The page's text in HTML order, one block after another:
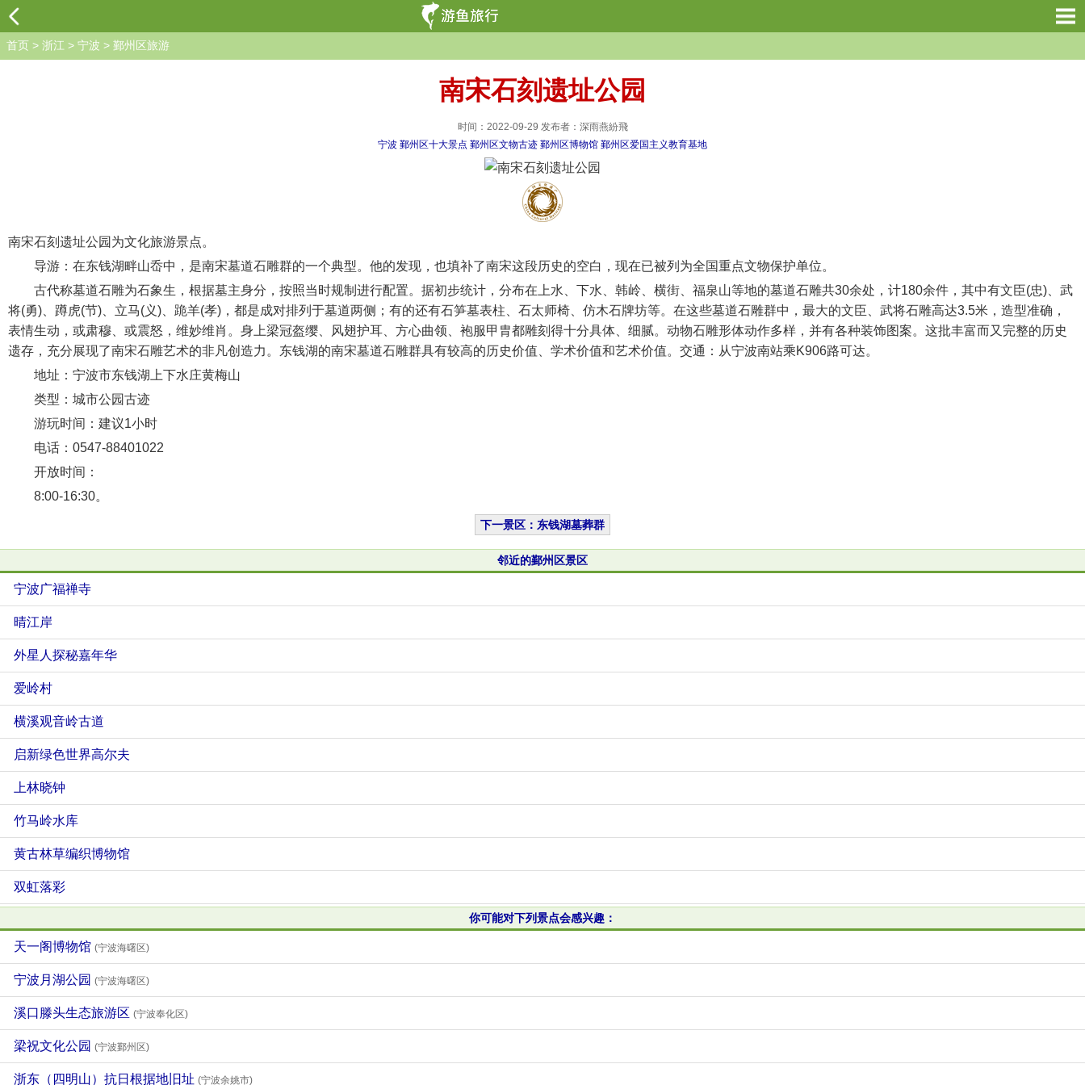
首页 > 浙江 > 宁波 > 鄞州区旅游
南宋石刻遗址公园
时间：2022-09-29 发布者：深雨燕紛飛
宁波 鄞州区十大景点 鄞州区文物古迹 鄞州区博物馆 鄞州区爱国主义教育基地
南宋石刻遗址公园为文化旅游景点。
导游：在东钱湖畔山岙中，是南宋墓道石雕群的一个典型。他的发现，也填补了南宋这段历史的空白，现在已被列为全国重点文物保护单位。
古代称墓道石雕为石象生，根据墓主身分，按照当时规制进行配置。据初步统计，分布在上水、下水、韩岭、横街、福泉山等地的墓道石雕共30余处，计180余件，其中有文臣(忠)、武
将(勇)、蹲虎(节)、立马(义)、跪羊(孝)，都是成对排列于墓道两侧；有的还有石笋墓表柱、石太师椅、仿木石牌坊等。在这些墓道石雕群中，最大的文臣、武将石雕高达3.5米，造型准确，
表情生动，或肃穆、或震怒，维妙维肖。身上梁冠盔缨、风翅护耳、方心曲领、袍服甲胄都雕刻得十分具体、细腻。动物石雕形体动作多样，并有各种装饰图案。这批丰富而又完整的历史
遗存，充分展现了南宋石雕艺术的非凡创造力。东钱湖的南宋墓道石雕群具有较高的历史价值、学术价值和艺术价值。交通：从宁波南站乘K906路可达。
地址：宁波市东钱湖上下水庄黄梅山
类型：城市公园古迹
游玩时间：建议1小时
电话：0547-88401022
开放时间：
8:00-16:30。
下一景区：东钱湖墓葬群
邻近的鄞州区景区
宁波广福禅寺
晴江岸
外星人探秘嘉年华
爱岭村
横溪观音岭古道
启新绿色世界高尔夫
上林晓钟
竹马岭水库
黄古林草编织博物馆
双虹落彩
你可能对下列景点会感兴趣：
天一阁博物馆 (宁波海曙区)
宁波月湖公园 (宁波海曙区)
溪口滕头生态旅游区 (宁波奉化区)
梁祝文化公园 (宁波鄞州区)
浙东（四明山）抗日根据地旧址 (宁波余姚市)